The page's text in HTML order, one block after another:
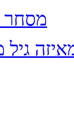
מסחר